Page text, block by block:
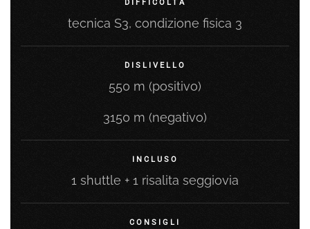
DIFFICOLTÀ
tecnica S3, condizione fisica 3
DISLIVELLO
550 m (positivo)
3150 m (negativo)
INCLUSO
1 shuttle + 1 risalita seggiovia
CONSIGLI